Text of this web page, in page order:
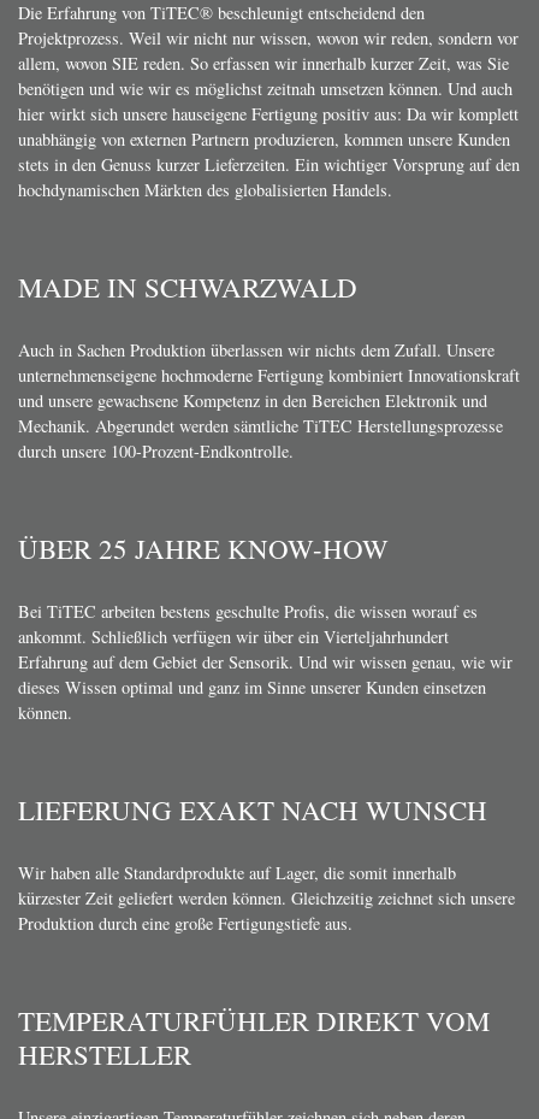
Die Erfahrung von TiTEC® beschleunigt entscheidend den
Projektprozess. Weil wir nicht nur wissen, wovon wir reden, sondern vor
allem, wovon SIE reden. So erfassen wir innerhalb kurzer Zeit, was Sie
benötigen und wie wir es möglichst zeitnah umsetzen können. Und auch
hier wirkt sich unsere hauseigene Fertigung positiv aus: Da wir komplett
unabhängig von externen Partnern produzieren, kommen unsere Kunden
stets in den Genuss kurzer Lieferzeiten. Ein wichtiger Vorsprung auf den
hochdynamischen Märkten des globalisierten Handels.
MADE IN SCHWARZWALD
Auch in Sachen Produktion überlassen wir nichts dem Zufall. Unsere
unternehmenseigene hochmoderne Fertigung kombiniert Innovationskraft
und unsere gewachsene Kompetenz in den Bereichen Elektronik und
Mechanik. Abgerundet werden sämtliche TiTEC Herstellungsprozesse
durch unsere 100-Prozent-Endkontrolle.
ÜBER 25 JAHRE KNOW-HOW
Bei TiTEC arbeiten bestens geschulte Profis, die wissen worauf es
ankommt. Schließlich verfügen wir über ein Vierteljahrhundert
Erfahrung auf dem Gebiet der Sensorik. Und wir wissen genau, wie wir
dieses Wissen optimal und ganz im Sinne unserer Kunden einsetzen
können.
LIEFERUNG EXAKT NACH WUNSCH
Wir haben alle Standardprodukte auf Lager, die somit innerhalb
kürzester Zeit geliefert werden können. Gleichzeitig zeichnet sich unsere
Produktion durch eine große Fertigungstiefe aus.
TEMPERATURFÜHLER DIREKT VOM
HERSTELLER